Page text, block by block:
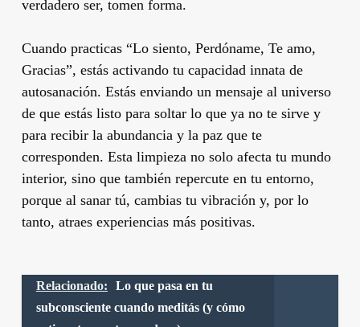
verdadero ser, tomen forma.
Cuando practicas “Lo siento, Perdóname, Te amo,
Gracias”, estás activando tu capacidad innata de
autosanación. Estás enviando un mensaje al universo
de que estás listo para soltar lo que ya no te sirve y
para recibir la abundancia y la paz que te
corresponden. Esta limpieza no solo afecta tu mundo
interior, sino que también repercute en tu entorno,
porque al sanar tú, cambias tu vibración y, por lo
tanto, atraes experiencias más positivas.
Relacionado:
Lo que pasa en tu
subconsciente cuando meditás (y cómo